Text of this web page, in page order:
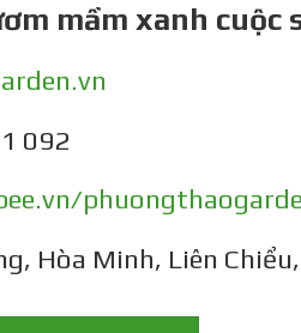
mầm xanh cuộc
092
Hòa Minh, Liên